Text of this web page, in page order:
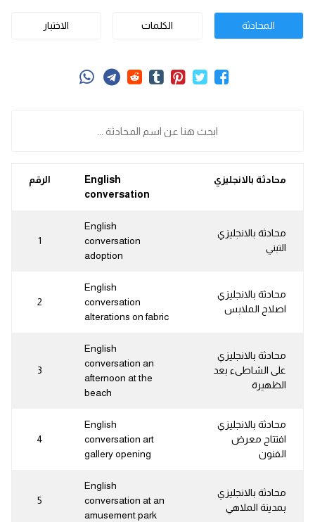
الاختبار الكلمات المحادثة
محادثة بالانجليزي
English
conversation
الرقم
محادثة بالانجليزي
التبني
English
conversation
adoption
1
محادثة بالانجليزي
اصلاح الملابس
English
conversation
alterations on fabric
2
محادثة بالانجليزي
على الشاطىء بعد
الظهيرة
English
conversation an
afternoon at the
beach
3
محادثة بالانجليزي
افتتاح معرض
الفنون
English
conversation art
gallery opening
4
محادثة بالانجليزي
بمدينة الملاهي
English
conversation at an
amusement park
5